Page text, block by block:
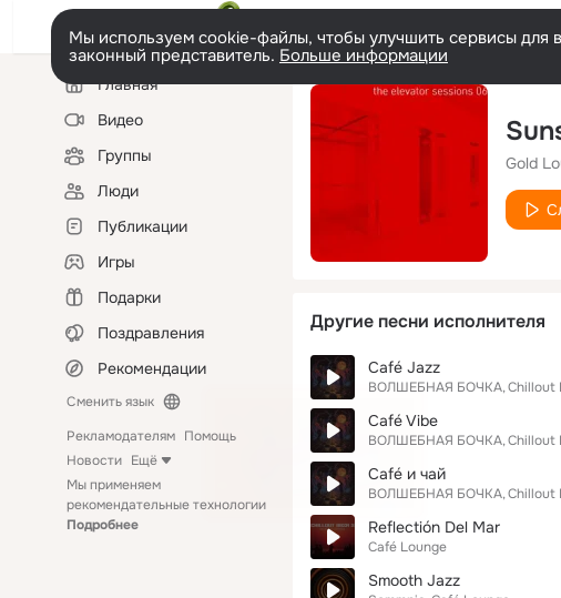
Мы используем cookie-файлы, чтобы улучшить сервисы для
законный представитель. Больше информации
Левая
колонкаГлавная
Видео
Группы
Люди
Публикации
Игры
Подарки
Поздравления
Рекомендации
Сменить язык
Рекламодателям Помощь
Новости Ещё
Мы применяем
рекомендательные технологии
Подробнее
Gold
Другие песни исполнителя
Café Jazz
ВОЛШЕБНАЯ БОЧКА Chillout
Café Vibe
ВОЛШЕБНАЯ БОЧКА Chillout
Café и чай
ВОЛШЕБНАЯ БОЧКА Chillout
Reflectión Del Mar
Café Lounge
Smooth Jazz